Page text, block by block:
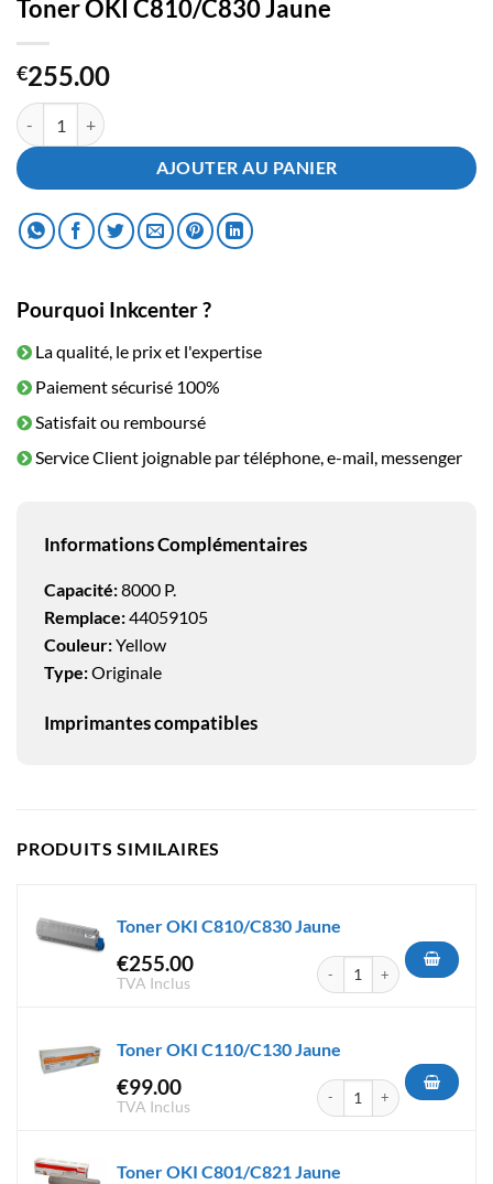
Toner OKI C810/C830 Jaune
€255.00
quantité de Toner OKI C810/C830 Jaune
AJOUTER AU PANIER
Pourquoi Inkcenter ?
La qualité, le prix et l'expertise
Paiement sécurisé 100%
Satisfait ou remboursé
Service Client joignable par téléphone, e-mail, messenger
Informations Complémentaires
Capacité:8000 P.
Remplace:44059105
Couleur:Yellow
Type:Originale
Imprimantes compatibles
PRODUITS SIMILAIRES
Toner OKI C810/C830 Jaune
€255.00
TVA Inclus
quantité de Toner OKI C810/
Toner OKI C110/C130 Jaune
€99.00
TVA Inclus
quantité de Toner OKI C110/
Toner OKI C801/C821 Jaune